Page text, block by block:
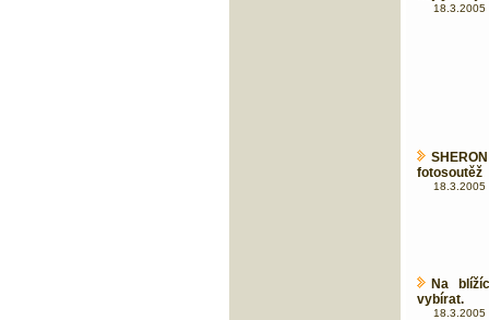
18.3.2005
fotosoutěž
18.3.2005
Na
vybírat.
18.3.2005